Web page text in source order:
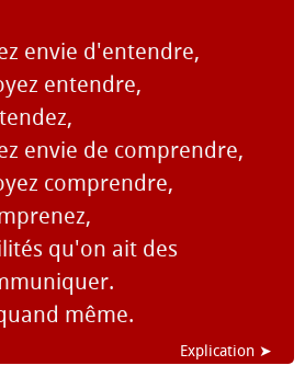
envie d'entendre,
entendre,
envie de comprendre,
comprendre,
qu'on ait des
même.
Explication ➤